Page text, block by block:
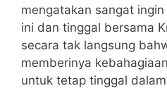
mengatakan sangat
ini dan tinggal bersama
secara tak langsung
memberinya
untuk tetap tinggal